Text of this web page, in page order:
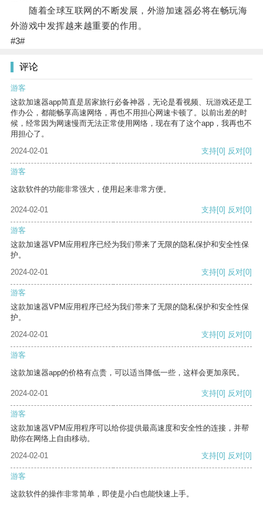
随着全球互联网的不断发展，外游加速器必将在畅玩海
外游戏中发挥越来越重要的作用。
#3#
评论
游客
这款加速器app简直是居家旅行必备神器，无论是看视频、玩游戏还是工
作办公，都能畅享高速网络，再也不用担心网速卡顿了。以前出差的时
候，经常因为网速慢而无法正常使用网络，现在有了这个app，我再也不
用担心了。
2024-02-01
支持[0] 反对[0]
游客
这款软件的功能非常强大，使用起来非常方便。
2024-02-01 支持[0] 反对[0]
游客
这款加速器VPM应用程序已经为我们带来了无限的隐私保护和安全性保
护。
2024-02-01
支持[0] 反对[0]
游客
这款加速器VPM应用程序已经为我们带来了无限的隐私保护和安全性保
护。
2024-02-01
支持[0] 反对[0]
游客
这款加速器app的价格有点贵，可以适当降低一些，这样会更加亲民。
2024-02-01 支持[0] 反对[0]
游客
这款加速器VPM应用程序可以给你提供最高速度和安全性的连接，并帮
助你在网络上自由移动。
2024-02-01
支持[0] 反对[0]
游客
这款软件的操作非常简单，即使是小白也能快速上手。